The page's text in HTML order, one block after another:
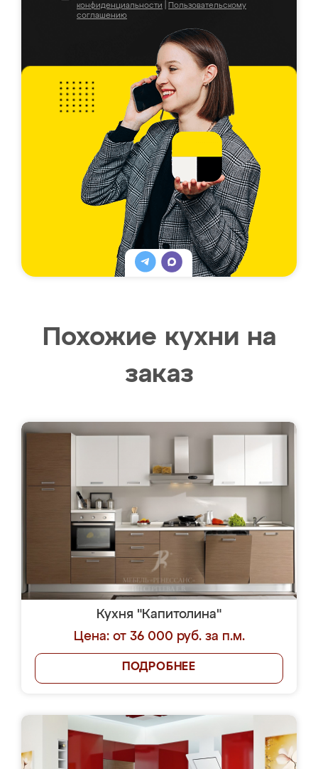
конфиденциальности
Пользовательскому
соглашению
Похожие кухни на
заказ
Кухня "Капитолина"
Цена: от 36 000 руб. за п.м.
ПОДРОБНЕЕ